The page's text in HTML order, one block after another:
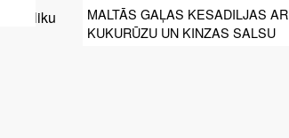
MALTĀS GAĻAS KESADILJAS AR
KUKURŪZU UN KINZAS SALSU